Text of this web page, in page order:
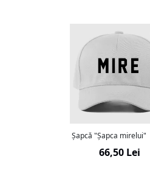
Șapcă "Șapca mirelui"
66,50 Lei